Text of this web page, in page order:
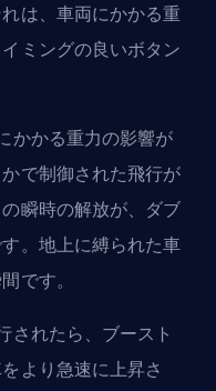
は、車両にかかる重
ミングの良いボタン
かかる重力の影響が
で制御された飛行が
瞬時の解放が、ダブ
。地上に縛られた車
です。
されたら、ブースト
より急速に上昇さ